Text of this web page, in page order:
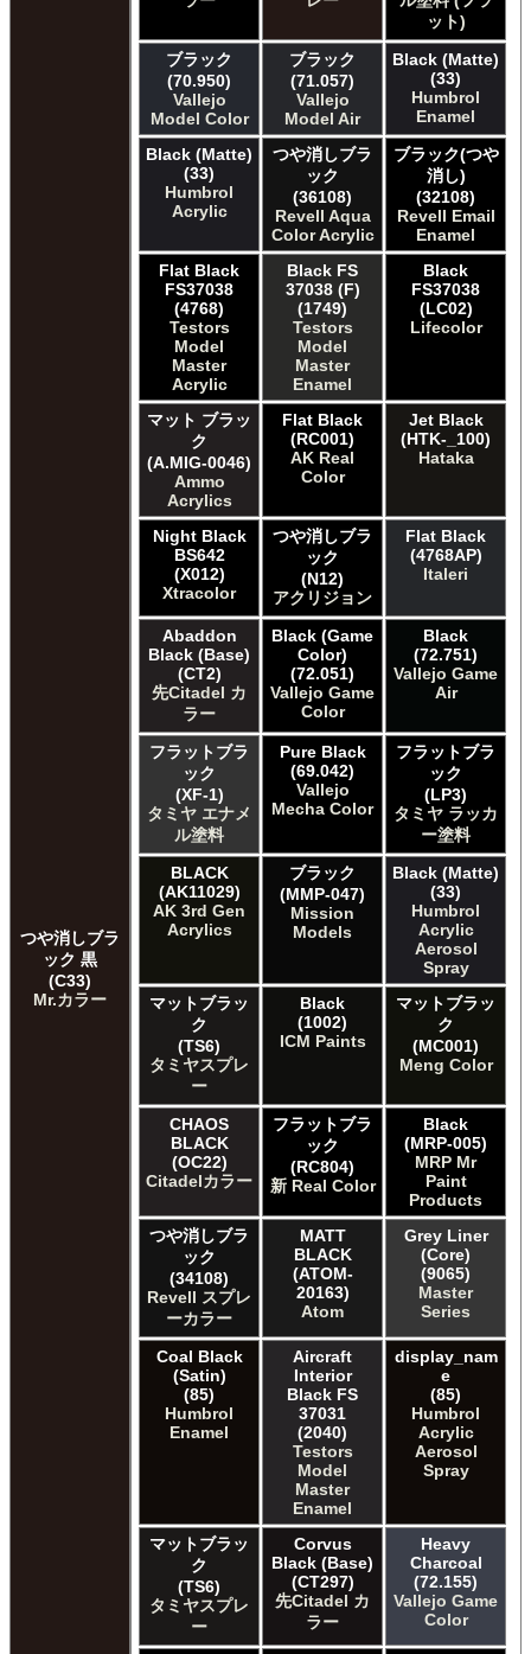
つや消しブラ
ック 黒
(C33)
Mr.カラー
ット)
ブラック
(70.950)
Vallejo
Model Color
ブラック
(71.057)
Vallejo
Model Air
Black (Matte)
(33)
Humbrol
Enamel
Black (Matte)
(33)
Humbrol
Acrylic
つや消しブラ
ック
(36108)
Revell Aqua
Color Acrylic
ブラック(つや
消し)
(32108)
Revell Email
Enamel
Flat Black
FS37038
(4768)
Testors
Model
Master
Acrylic
Black FS
37038 (F)
(1749)
Testors
Model
Master
Enamel
Black
FS37038
(LC02)
Lifecolor
マット ブラッ
ク
(A.MIG-0046)
Ammo
Acrylics
Flat Black
(RC001)
AK Real
Color
Jet Black
(HTK-_100)
Hataka
Night Black
BS642
(X012)
Xtracolor
つや消しブラ
ック
(N12)
アクリジョン
Flat Black
(4768AP)
Italeri
Abaddon
Black (Base)
(CT2)
先Citadel カ
ラー
Black (Game
Color)
(72.051)
Vallejo Game
Color
Black
(72.751)
Vallejo Game
Air
フラットブラ
ック
(XF-1)
タミヤ エナメ
ル塗料
Pure Black
(69.042)
Vallejo
Mecha Color
フラットブラ
ック
(LP3)
タミヤ ラッカ
ー塗料
BLACK
(AK11029)
AK 3rd Gen
Acrylics
ブラック
(MMP-047)
Mission
Models
Black (Matte)
(33)
Humbrol
Acrylic
Aerosol
Spray
マットブラッ
ク
(TS6)
タミヤスプレ
ー
Black
(1002)
ICM Paints
マットブラッ
ク
(MC001)
Meng Color
CHAOS
BLACK
(OC22)
Citadelカラー
フラットブラ
ック
(RC804)
新 Real Color
Black
(MRP-005)
MRP Mr
Paint
Products
つや消しブラ
ック
(34108)
Revell スプレ
ーカラー
MATT
BLACK
(ATOM-
20163)
Atom
Grey Liner
(Core)
(9065)
Master
Series
Coal Black
(Satin)
(85)
Humbrol
Enamel
Aircraft
Interior
Black FS
37031
(2040)
Testors
Model
Master
Enamel
display_nam
e
(85)
Humbrol
Acrylic
Aerosol
Spray
マットブラッ
ク
(TS6)
タミヤスプレ
ー
Corvus
Black (Base)
(CT297)
先Citadel カ
ラー
Heavy
Charcoal
(72.155)
Vallejo Game
Color